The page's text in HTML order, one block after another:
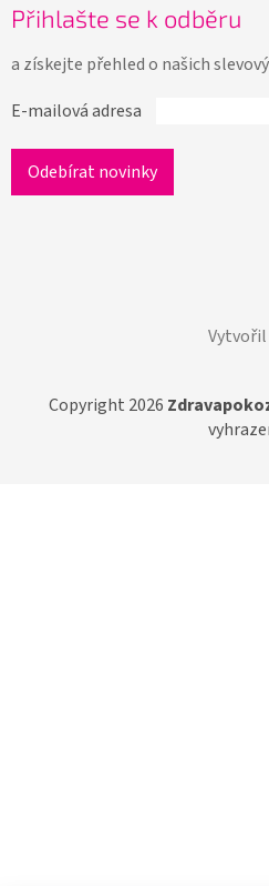
Přihlašte se k odběru
a získejte přehled o našich
E-mailová adresa
Copyright 2026